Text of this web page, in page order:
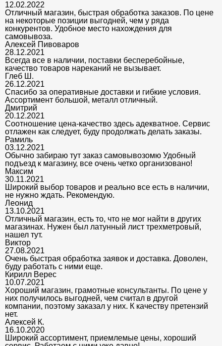
12.02.2022
Отличный магазин, быстрая обработка заказов. По цене
на некоторые позиции выгодней, чем у ряда
конкурентов. Удобное место нахождения для
самовывоза.
Алексей Пивоваров
28.12.2021
Всегда все в наличии, поставки бесперебойные,
качество товаров нареканий не вызывает.
Глеб Ш.
26.12.2021
Спасибо за оперативные доставки и гибкие условия.
Ассортимент большой, металл отличный.
Дмитрий
20.12.2021
Соотношение цена-качество здесь адекватное. Сервис
отлажен как следует, буду продолжать делать заказы.
Рамиль
03.12.2021
Обычно забираю тут заказ самовывозомю Удобный
подъезд к магазину, все очень четко организовано!
Максим
30.11.2021
Широкий выбор товаров и реально все есть в наличии,
не нужно ждать. Рекомендую.
Леонид
13.10.2021
Отличный магазин, есть то, что не мог найти в других
магазинах. Нужен был латунный лист трехметровый,
нашел тут.
Виктор
27.08.2021
Очень быстрая обработка заявок и доставка. Доволен,
буду работать с ними еще.
Кирилл Верес
10.07.2021
Хороший магазин, грамотные консультанты. По цене у
них получилось выгодней, чем считал в другой
компании, поэтому заказал у них. К качеству претензий
нет.
Алексей К.
16.10.2020
Широкий ассортимент, приемлемые цены, хороший